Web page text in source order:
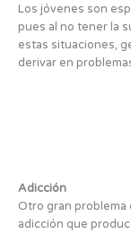
Los jóvenes son
pues al no tener la
estas situaciones,
derivar en
Adicción
Otro gran
adicción que